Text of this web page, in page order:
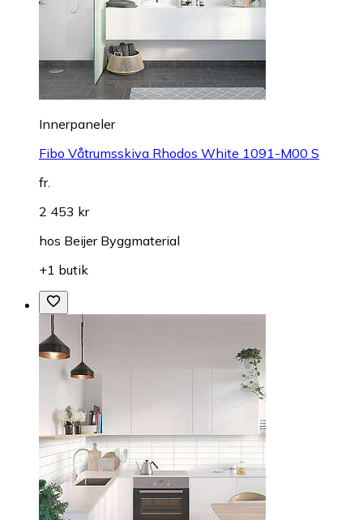
Innerpaneler
Fibo Våtrumsskiva Rhodos White 1091-M00 S
fr.
2 453 kr
hos Beijer Byggmaterial
+1 butik